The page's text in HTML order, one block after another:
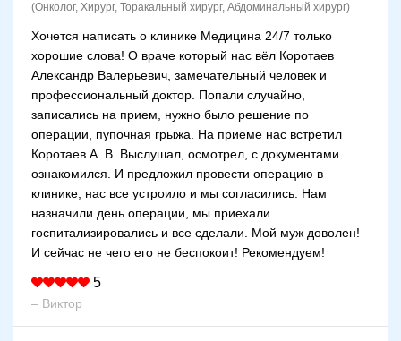
(Онколог, Хирург, Торакальный хирург, Абдоминальный хирург)
Хочется написать о клинике Медицина 24/7 только
хорошие слова! О враче который нас вёл Коротаев
Александр Валерьевич, замечательный человек и
профессиональный доктор. Попали случайно,
записались на прием, нужно было решение по
операции, пупочная грыжа. На приеме нас встретил
Коротаев А. В. Выслушал, осмотрел, с документами
ознакомился. И предложил провести операцию в
клинике, нас все устроило и мы согласились. Нам
назначили день операции, мы приехали
госпитализировались и все сделали. Мой муж доволен!
И сейчас не чего его не беспокоит! Рекомендуем!
5
– Виктор